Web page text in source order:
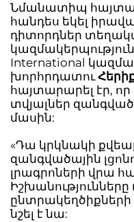
Նմանատիպ
հանդես եկել
դիտորդներ
International
խորհրդատու
հայտարարել էր, որ
տվյալներ
մասին:
«Դա կրկնակի
զանգվածային
լրագրոների վրա
ընտրակեղծիքների
նշել է նա: